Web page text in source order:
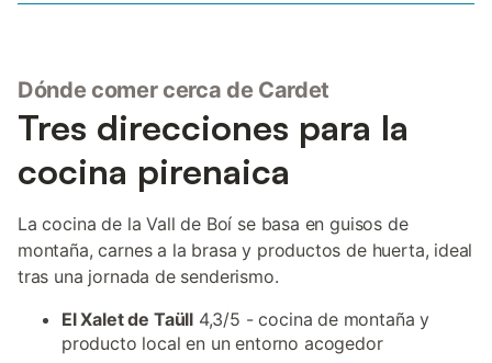
Dónde comer cerca de Cardet
Tres direcciones para la
cocina pirenaica
La cocina de la Vall de Boí se basa en guisos de
montaña, carnes a la brasa y productos de huerta, ideal
tras una jornada de senderismo.
El Xalet de Taüll 4,3/5 - cocina de montaña y
producto local en un entorno acogedor